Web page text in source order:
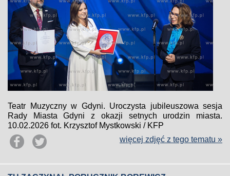
Teatr Muzyczny w Gdyni. Uroczysta jubileuszowa sesja
Rady Miasta Gdyni z okazji setnych urodzin miasta.
10.02.2026 fot. Krzysztof Mystkowski / KFP
więcej zdjęć z tego tematu »